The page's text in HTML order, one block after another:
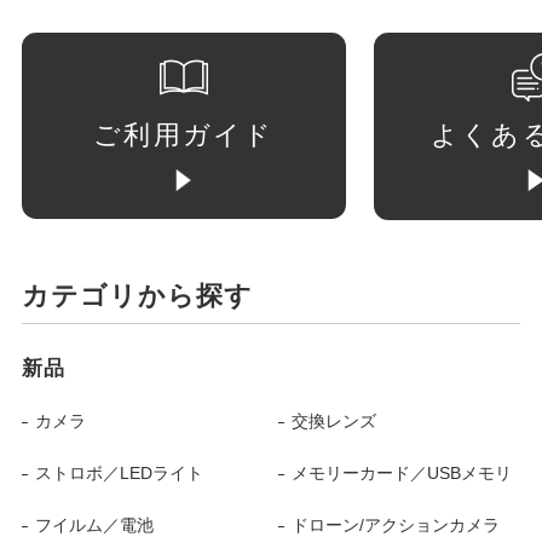
ご利用ガイド よくあ
カテゴリから探す
新品
カメラ 交換レンズ
ストロボ／LEDライト メモリーカード／USBメモリ
フイルム／電池 ドローン/アクションカメラ